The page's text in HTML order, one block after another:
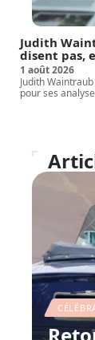
Judith
disent pas,
1 août 2026
Judith
pour ses